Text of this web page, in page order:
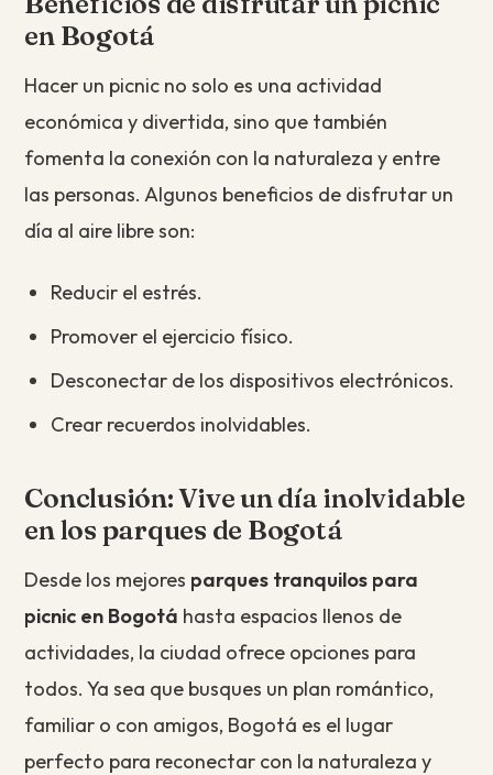
en Bogotá
Hacer un picnic no solo es una actividad
económica y divertida, sino que también
fomenta la conexión con la naturaleza y entre
las personas. Algunos beneficios de disfrutar un
día al aire libre son:
Reducir el estrés.
Promover el ejercicio físico.
Desconectar de los dispositivos electrónicos.
Crear recuerdos inolvidables.
Conclusión: Vive un día inolvidable
en los parques de Bogotá
Desde los mejores parques tranquilos para
picnic en Bogotá hasta espacios llenos de
actividades, la ciudad ofrece opciones para
todos. Ya sea que busques un plan romántico,
familiar o con amigos, Bogotá es el lugar
perfecto para reconectar con la naturaleza y